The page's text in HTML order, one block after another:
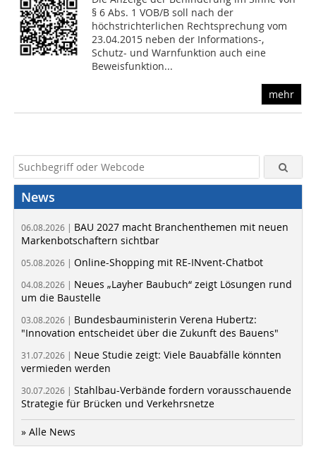
§ 6 Abs. 1 VOB/B soll nach der
höchstrichterlichen Rechtsprechung vom
23.04.2015 neben der Informations-,
Schutz- und Warnfunktion auch eine
Beweisfunktion...
mehr
News
06.08.2026 | BAU 2027 macht Branchenthemen mit neuen
Markenbotschaftern sichtbar
05.08.2026 | Online-Shopping mit RE-INvent-Chatbot
04.08.2026 | Neues „Layher Baubuch“ zeigt Lösungen rund
um die Baustelle
03.08.2026 | Bundesbauministerin Verena Hubertz:
"Innovation entscheidet über die Zukunft des Bauens"
31.07.2026 | Neue Studie zeigt: Viele Bauabfälle könnten
vermieden werden
30.07.2026 | Stahlbau-Verbände fordern vorausschauende
Strategie für Brücken und Verkehrsnetze
» Alle News